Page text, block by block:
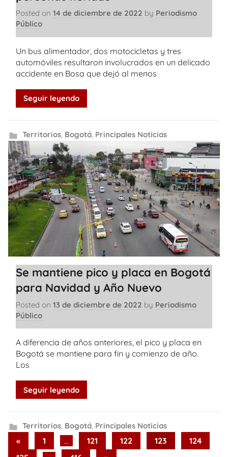
Posted on 14 de diciembre de 2022 by Periodismo
Público
Un bus alimentador, dos motocicletas y tres
automóviles resultaron involucrados en un delicado
accidente en Bosa que dejó al menos
Seguir leyendo
Territorios, Bogotá, Principales Noticias
Se mantiene pico y placa en Bogotá
para Navidad y Año Nuevo
Posted on 13 de diciembre de 2022 by Periodismo
Público
A diferencia de años anteriores, el pico y placa en
Bogotá se mantiene para fin y comienzo de año.
Los
Seguir leyendo
Territorios, Bogotá, Principales Noticias
Paginación
«Previous
Posts
1 … 121 122 123
124